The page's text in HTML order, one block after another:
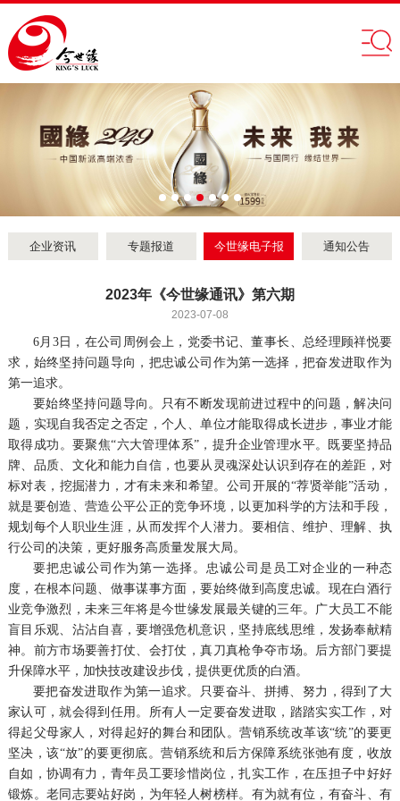
企业资讯 专题报道 今世缘电子报 通知公告
2023年《今世缘通讯》第六期
2023-07-08
6月3日，在公司周例会上，党委书记、董事长、总经理顾祥悦要
求，始终坚持问题导向，把忠诚公司作为第一选择，把奋发进取作为
第一追求。
要始终坚持问题导向。只有不断发现前进过程中的问题，解决问
题，实现自我否定之否定，个人、单位才能取得成长进步，事业才能
取得成功。要聚焦“六大管理体系”，提升企业管理水平。既要坚持品
牌、品质、文化和能力自信，也要从灵魂深处认识到存在的差距，对
标对表，挖掘潜力，才有未来和希望。公司开展的“荐贤举能”活动，
就是要创造、营造公平公正的竞争环境，以更加科学的方法和手段，
规划每个人职业生涯，从而发挥个人潜力。要相信、维护、理解、执
行公司的决策，更好服务高质量发展大局。
要把忠诚公司作为第一选择。忠诚公司是员工对企业的一种态
度，在根本问题、做事谋事方面，要始终做到高度忠诚。现在白酒行
业竞争激烈，未来三年将是今世缘发展最关键的三年。广大员工不能
盲目乐观、沾沾自喜，要增强危机意识，坚持底线思维，发扬奉献精
神。前方市场要善打仗、会打仗，真刀真枪争夺市场。后方部门要提
升保障水平，加快技改建设步伐，提供更优质的白酒。
要把奋发进取作为第一追求。只要奋斗、拼搏、努力，得到了大
家认可，就会得到任用。所有人一定要奋发进取，踏踏实实工作，对
得起父母家人，对得起好的舞台和团队。营销系统改革该“统”的要更
坚决，该“放”的要更彻底。营销系统和后方保障系统张弛有度，收放
自如，协调有力，青年员工要珍惜岗位，扎实工作，在压担子中好好
锻炼。老同志要站好岗，为年轻人树榜样。有为就有位，有奋斗、有